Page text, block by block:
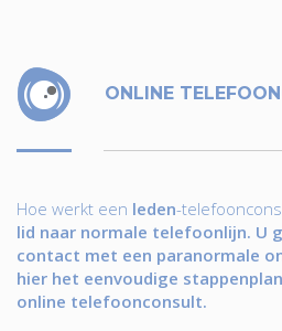
ONLINE
Hoe werkt een leden-
lid naar normale telefoonlijn. U
contact met een paranormale
hier het eenvoudige
online telefoonconsult.